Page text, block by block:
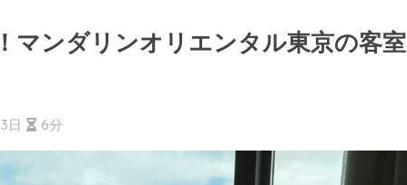
マンダリンオリエンタル東京の客室
日 6分